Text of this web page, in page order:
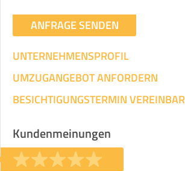
ANFRAGE SENDEN
UNTERNEHMENSPROFIL
UMZUGANGEBOT ANFORDERN
BESICHTIGUNGSTERMIN
Kundenmeinungen